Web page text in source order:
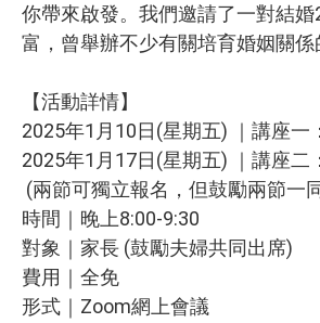
你帶來啟發。我們邀請了一對結
富，曾舉辦不少有關培育婚姻關
【活動詳情】
2025年1月10日(星期五) ｜講座
2025年1月17日(星期五) ｜講座二
(兩節可獨立報名，但鼓勵兩節一
時間｜晚上8:00-9:30
對象｜家長 (鼓勵夫婦共同出席)
費用｜全免
形式｜Zoom網上會議